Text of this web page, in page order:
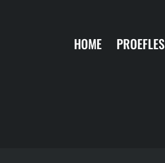
HOME PROEFLES